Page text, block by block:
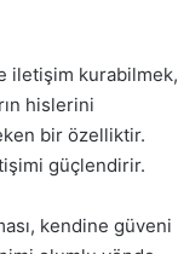
iletişim kurabilmek,
hislerini
bir özelliktir.
güçlendirir.
kendine güveni